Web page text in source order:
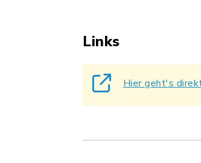
Links
Hier geht's